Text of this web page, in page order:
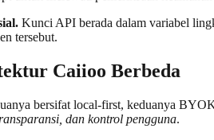
Kunci API berada dalam variabel
tersebut.
Caiioo Berbeda
bersifat local-first, keduanya
dan kontrol pengguna.